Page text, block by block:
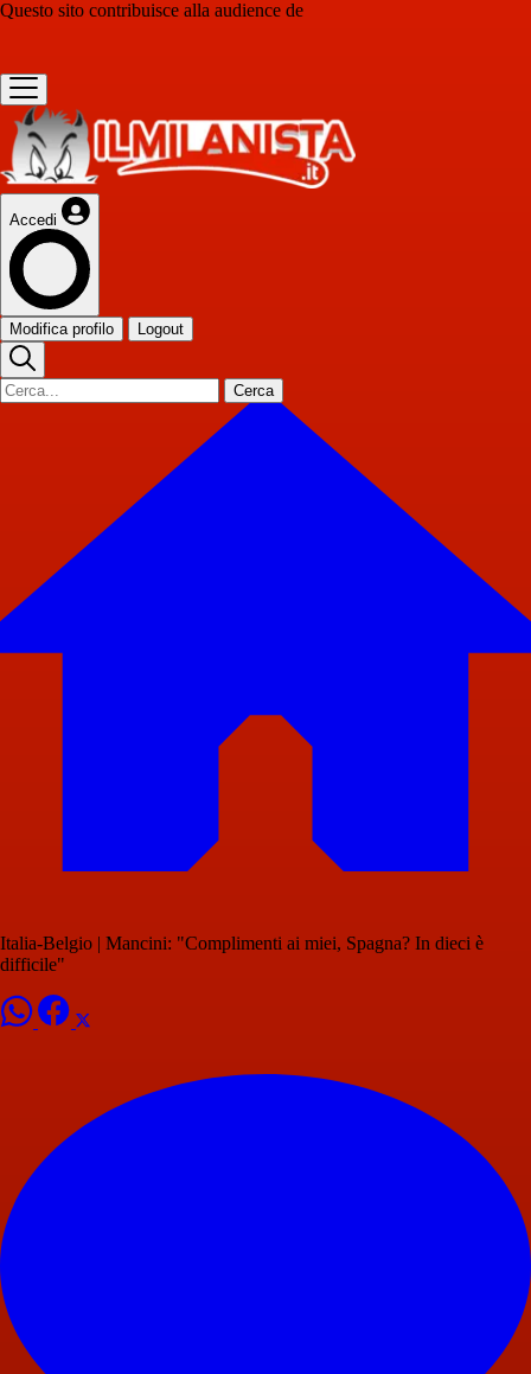
Questo sito contribuisce alla audience de
Accedi
Modifica profilo Logout
Cerca
Italia-Belgio | Mancini: "Complimenti ai miei, Spagna? In dieci è
difficile"